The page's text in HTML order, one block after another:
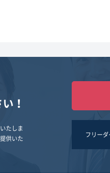
！
たしま
供いた
フリー